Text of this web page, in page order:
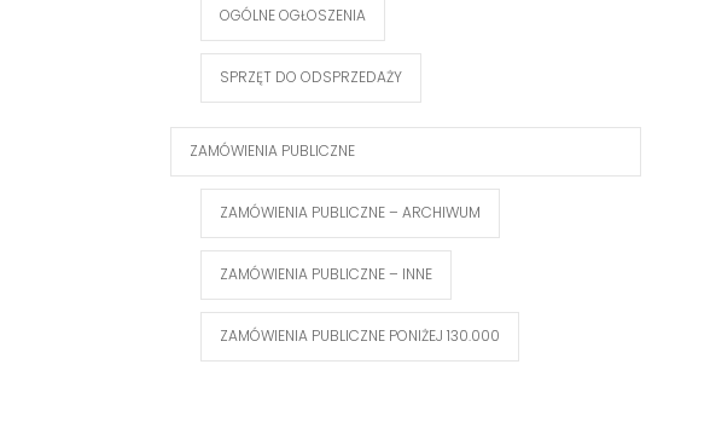
OGÓLNE OGŁOSZENIA
SPRZĘT DO ODSPRZEDAŻY
ZAMÓWIENIA PUBLICZNE
ZAMÓWIENIA PUBLICZNE – ARCHIWUM
ZAMÓWIENIA PUBLICZNE – INNE
ZAMÓWIENIA PUBLICZNE PONIŻEJ 130.000